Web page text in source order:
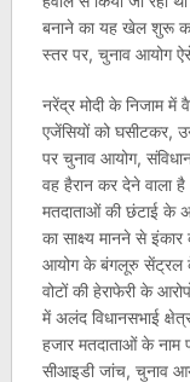
बनाने का यह खेल शुरू
स्तर पर, चुनाव आयोग
नरेंद्र मोदी के निजाम में
एजेंसियों को घसीटकर,
पर चुनाव आयोग,
वह हैरान कर देने वाला
मतदाताओं की छंटाई के
का साक्ष्य मानने से
आयोग के बंगलूरु सेंट्रल के
वोटों की हेराफेरी के
में अलंद विधानसभाई
हजार मतदाताओं के नाम
सीआइडी जांच, चुनाव